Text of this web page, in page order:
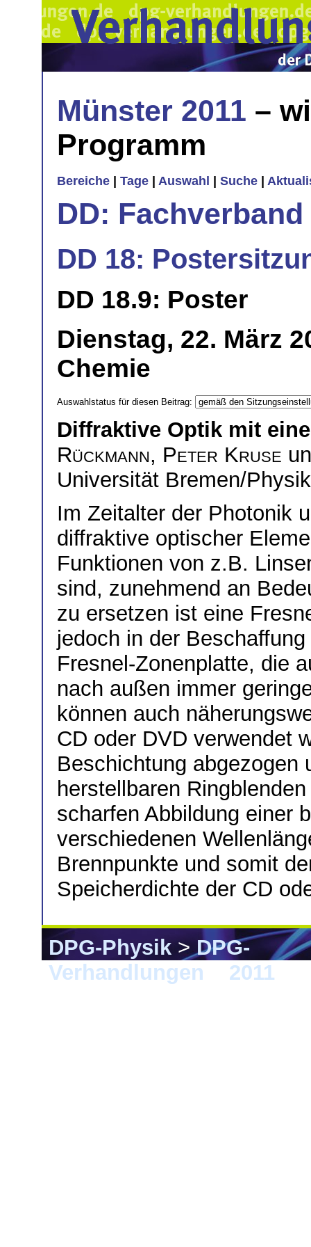
Münster 2011 –
Programm
Bereiche Tage Auswahl Suche
DD:
DD 18:
DD 18.9: Poster
Dienstag, 22. März
Chemie
Auswahlstatus für diesen Beitrag:
Diffraktive Optik mit
Rückmann, Peter Kruse
Universität Bremen/
Im Zeitalter der Photonik
diffraktive optischer
Funktionen von z.B.
sind, zunehmend an
zu ersetzen ist eine
jedoch in der
Fresnel-Zonenplatte, die
nach außen immer
können auch
CD oder DVD verwendet
Beschichtung abgezogen
herstellbaren
scharfen Abbildung einer
verschiedenen
Brennpunkte und somit
Speicherdichte der CD
DPG-Physik>DPG-
Verhandlungen
2011